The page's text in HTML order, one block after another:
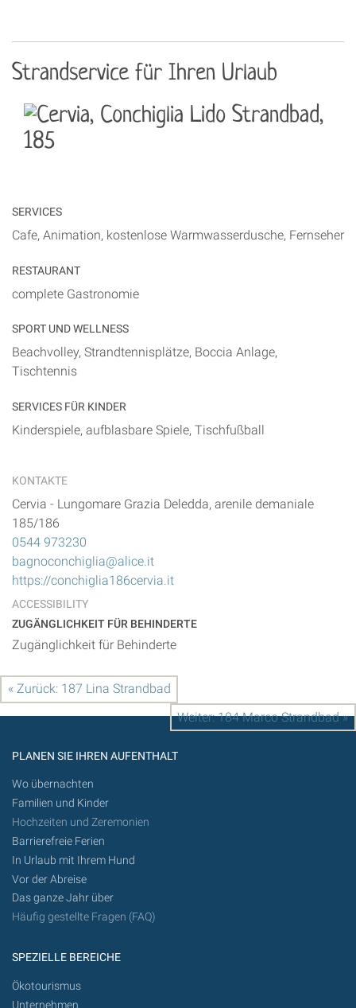
Strandservice für Ihren Urlaub
SERVICES
Cafe, Animation, kostenlose Warmwasserdusche, Fernseher
RESTAURANT
complete Gastronomie
SPORT UND WELLNESS
Beachvolley, Strandtennisplätze, Boccia Anlage,
Tischtennis
SERVICES FÜR KINDER
Kinderspiele, aufblasbare Spiele, Tischfußball
KONTAKTE
Cervia - Lungomare Grazia Deledda, arenile demaniale
185/186
0544 973230
bagnoconchiglia@alice.it
https://conchiglia186cervia.it
ACCESSIBILITY
ZUGÄNGLICHKEIT FÜR BEHINDERTE
Zugänglichkeit für Behinderte
« Zurück: 187 Lina Strandbad
Weiter: 184 Marco Strandbad »
PLANEN SIE IHREN AUFENTHALT
Wo übernachten
Familien und Kinder
Hochzeiten und Zeremonien
Barrierefreie Ferien
In Urlaub mit Ihrem Hund
Vor der Abreise
Das ganze Jahr über
Häufig gestellte Fragen (FAQ)
SPEZIELLE BEREICHE
Ökotourismus
Unternehmen